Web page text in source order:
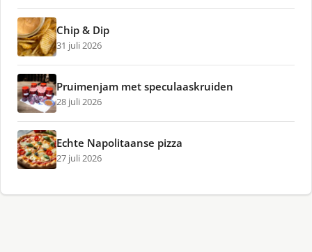
Chip & Dip
31 juli 2026
Pruimenjam met speculaaskruiden
28 juli 2026
Echte Napolitaanse pizza
27 juli 2026